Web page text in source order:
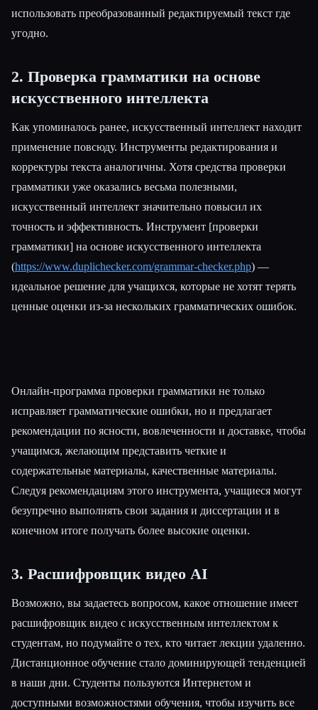
использовать преобразованный редактируемый текст где
угодно.
2. Проверка грамматики на основе
искусственного интеллекта
Как упоминалось ранее, искусственный интеллект находит
применение повсюду. Инструменты редактирования и
корректуры текста аналогичны. Хотя средства проверки
грамматики уже оказались весьма полезными,
искусственный интеллект значительно повысил их
точность и эффективность. Инструмент [проверки
грамматики] на основе искусственного интеллекта
(https://www.duplichecker.com/grammar-checker.php) —
идеальное решение для учащихся, которые не хотят терять
ценные оценки из-за нескольких грамматических ошибок.
Онлайн-программа проверки грамматики не только
исправляет грамматические ошибки, но и предлагает
рекомендации по ясности, вовлеченности и доставке, чтобы
учащимся, желающим представить четкие и
содержательные материалы, качественные материалы.
Следуя рекомендациям этого инструмента, учащиеся могут
безупречно выполнять свои задания и диссертации и в
конечном итоге получать более высокие оценки.
3. Расшифровщик видео AI
Возможно, вы задаетесь вопросом, какое отношение имеет
расшифровщик видео с искусственным интеллектом к
студентам, но подумайте о тех, кто читает лекции удаленно.
Дистанционное обучение стало доминирующей тенденцией
в наши дни. Студенты пользуются Интернетом и
доступными возможностями обучения, чтобы изучить все